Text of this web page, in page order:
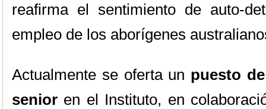
reafirma el sentimiento de auto-
empleo de los aborígenes
Actualmente se oferta un puesto
senior en el Instituto, en